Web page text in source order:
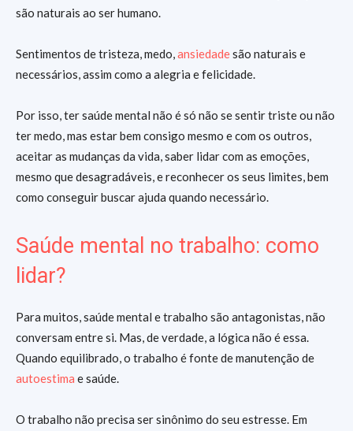
são naturais ao ser humano.
Sentimentos de tristeza, medo, ansiedadesão naturais e
necessários, assim como a alegria e felicidade.
Por isso, ter saúde mental não é só não se sentir triste ou não
ter medo, mas estar bem consigo mesmo e com os outros,
aceitar as mudanças da vida, saber lidar com as emoções,
mesmo que desagradáveis, e reconhecer os seus limites, bem
como conseguir buscar ajuda quando necessário.
Saúde mental no trabalho: como
lidar?
Para muitos, saúde mental e trabalho são antagonistas, não
conversam entre si. Mas, de verdade, a lógica não é essa.
Quando equilibrado, o trabalho é fonte de manutenção de
autoestima e saúde.
O trabalho não precisa ser sinônimo do seu estresse. Em